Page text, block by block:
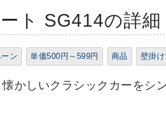
ト SG414の詳細
ン 単価500円～599円 商品 壁掛
かしいクラシックカーをシ